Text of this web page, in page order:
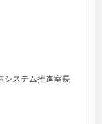
システム推進室長